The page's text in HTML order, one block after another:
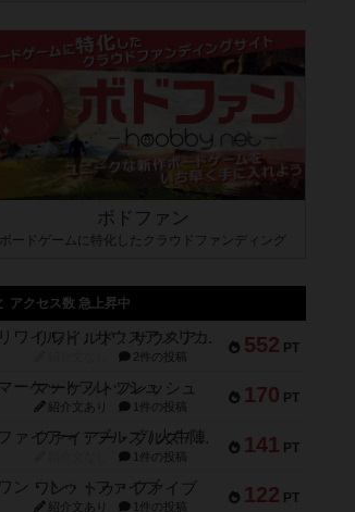
ボドファン
ボードゲームに特化したクラウドファンディング
アクセス数 急上昇中
552 PT
リワイルド：サウスアメリカ
2件の投稿
170 PT
マーケットフレッシュ
紹介文あり 1件の投稿
141 PT
ファイアー・ブルズ / 火牛陣
1件の投稿
122 PT
ワン・トゥ・ファイブ
紹介文あり 1件の投稿